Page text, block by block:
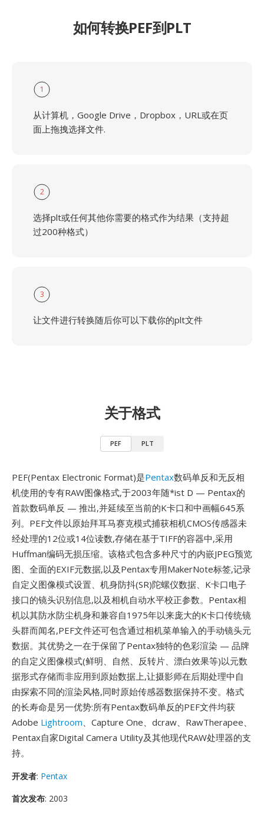
如何转换PEF到PLT
1
从计算机，Google Drive，Dropbox，URL或在页
面上拖拽选择文件.
2
选择plt或任何其他你需要的格式作为结果（支持超
过200种格式）
3
让文件进行转换随后你可以下载你的plt文件
关于格式
PEF PLT
PEF(Pentax Electronic Format)是Pentax数码单反和无反相
机使用的专有RAW图像格式,于2003年随*ist D — Pentax的
首款数码单反 — 推出,并延续至当前的K卡口和中画幅645系
列。PEF文件以原始拜耳马赛克模式捕获相机CMOS传感器未
经处理的12位或14位读数,存储在基于TIFF的容器中,采用
Huffman编码无损压缩。该格式包含多种尺寸的内嵌JPEG预览
图、全面的EXIF元数据,以及Pentax专用MakerNote标签,记录
自定义图像模式设置、机身防抖(SR)陀螺仪数据、K卡口电子
接口的镜头识别信息,以及相机自动水平校正参数。Pentax相
机以其防水防尘机身和兼容自1975年以来庞大的K卡口传统镜
头群而闻名,PEF文件还可包含通过相机菜单输入的手动镜头元
数据。其优势之一在于保留了Pentax独特的色彩渲染 — 品牌
的自定义图像模式(鲜明、自然、反转片、漂白效果等)以元数
据形式存储而非应用到原始数据上,让摄影师在后期处理中自
由探索不同的渲染风格,同时原始传感器数据保持不变。格式
的长寿命是另一优势:所有Pentax数码单反的PEF文件均获
Adobe Lightroom、Capture One、dcraw、RawTherapee、
Pentax自家Digital Camera Utility及其他现代RAW处理器的支
持。
开发者: Pentax
首次发布: 2003